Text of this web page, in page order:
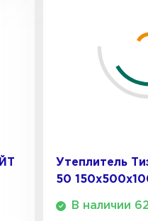
Утеплитель
50
В наличии